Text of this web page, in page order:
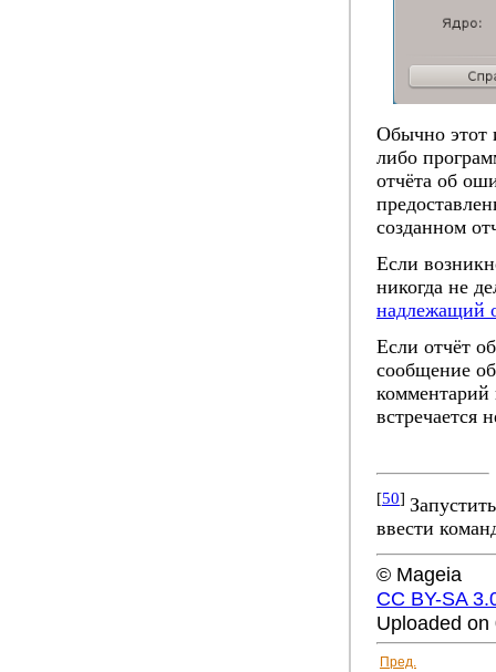
Обычно этот
либо
отчёта об
созданном
Если
никогда не
надлежащий
Если отчёт
сообщение
комментарий
встречается
[50]
ввести
© Mageia
CC BY-SA
Uploaded
Пред.